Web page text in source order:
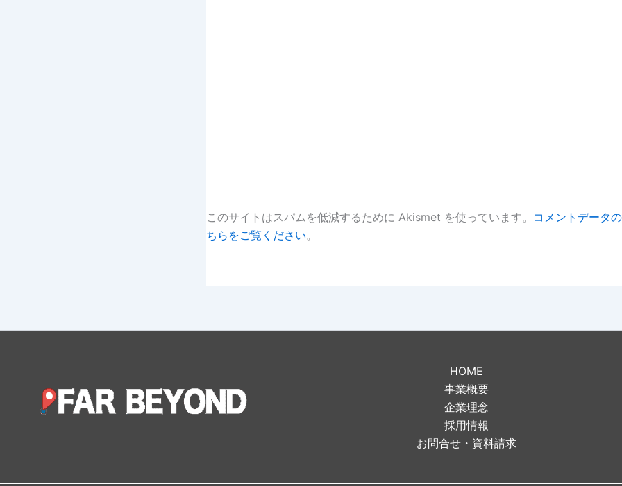
このサイトはスパムを低減するために Akismet を使っています。 コメントデータ
ちらをご覧ください。
HOME
事業概要
企業理念
採用情報
お問合せ・資料請求